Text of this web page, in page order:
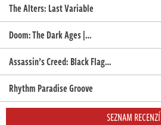
The Alters: Last Variable
Doom: The Dark Ages |…
Assassin’s Creed: Black Flag…
Rhythm Paradise Groove
SEZNAM RECENZÍ